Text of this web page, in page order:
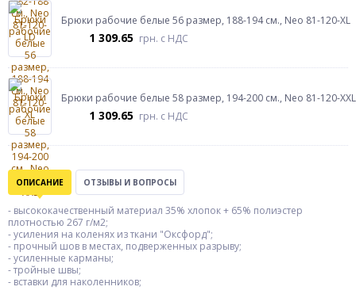
Брюки рабочие белые 56 размер, 188-194 см., Neo 81-120-XL
1 309.65 грн. с НДС
Брюки рабочие белые 58 размер, 194-200 см., Neo 81-120-XXL
1 309.65 грн. с НДС
ОПИСАНИЕ ОТЗЫВЫ И ВОПРОСЫ
- высококачественный материал 35% хлопок + 65% полиэстер
плотностью 267 г/м2;
- усиления на коленях из ткани "Оксфорд";
- прочный шов в местах, подверженных разрыву;
- усиленные карманы;
- тройные швы;
- вставки для наколенников;